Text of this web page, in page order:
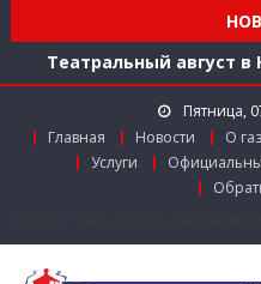
ул. Рождественской:
Театральный август
время зарядиться
Доступ к лекарствам
Поддержка в
«Драйверы роста»
Заслуженный
комплекса
Мониторинг
Пятница,
Главная
Новости О
Услуги